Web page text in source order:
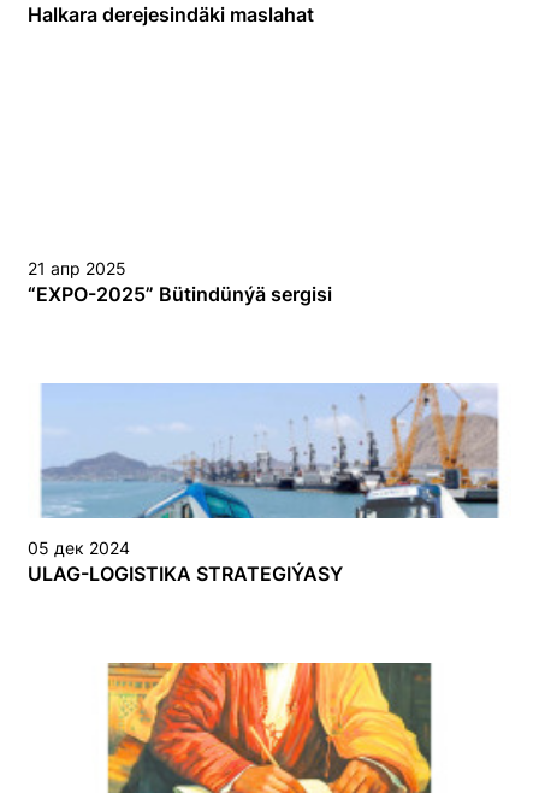
Halkara derejesindäki maslahat
21 апр 2025
“EХPO-2025” Bütindünýä sergisi
05 дек 2024
ULAG-LOGISTIKA STRATEGIÝASY